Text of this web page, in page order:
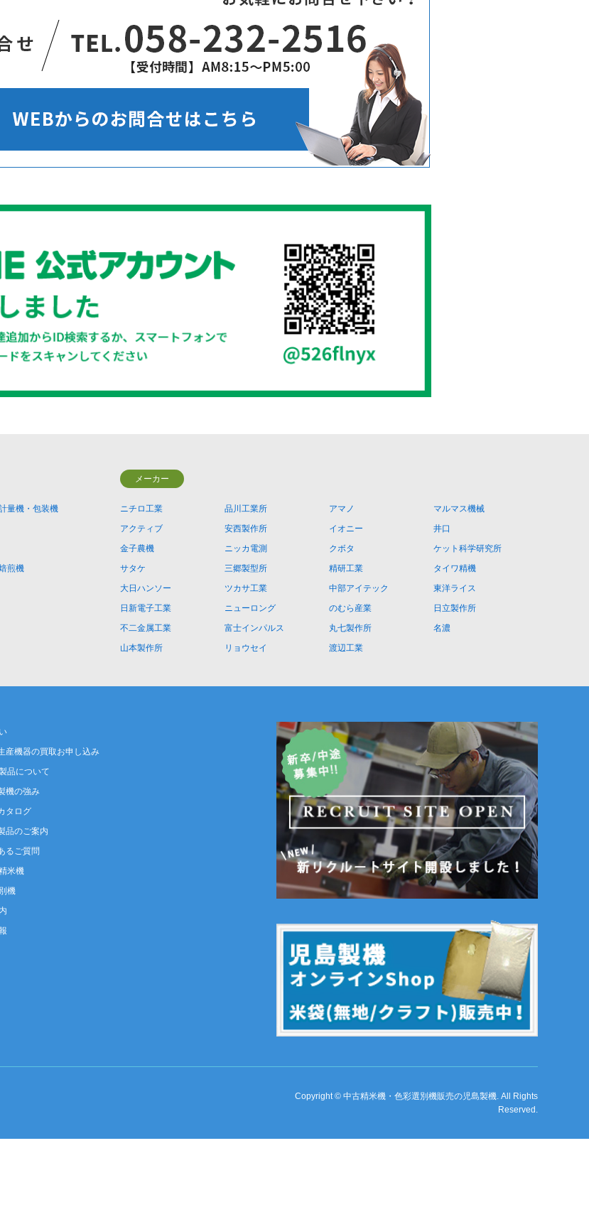
量機・包装機
煎機
メーカー
ニチロ工業 品川工業所 アマノ
マルマス機械
アクティブ
安西製作所 イオニー
井口
金子農機
ニッカ電測 クボタ
ケット科学研究所
サタケ
三郷製型所 精研工業
タイワ精機
大日ハンソー
ツカサ工業 中部アイテック
東洋ライス
日新電子工業
ニューロング のむら産業
日立製作所
不二金属工業
富士インパルス 丸七製作所
名濃
山本製作所
リョウセイ 渡辺工業
産機器の買取お申し込み
品について
機の強み
タログ
品のご案内
るご質問
米機
機
Copyright© 中古精米機・色彩選別機販売の児島製機. All Rights
Reserved.